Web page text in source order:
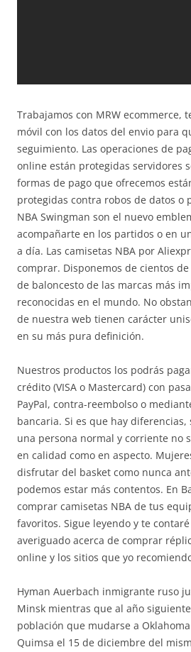
Trabajamos con MRW ecommerce,
móvil con los datos del envio para
seguimiento. Las operaciones de
online están protegidas servidores
formas de pago que ofrecemos
protegidas contra robos de datos o
NBA Swingman son el nuevo
acompañarte en los partidos o en
a día. Las camisetas NBA por
comprar. Disponemos de cientos
de baloncesto de las marcas más
reconocidas en el mundo. No
de nuestra web tienen carácter
en su más pura definición.
Nuestros productos los podrás
crédito (VISA o Mastercard) con
PayPal, contra-reembolso o
bancaria. Si es que hay
una persona normal y corriente no
en calidad como en aspecto.
disfrutar del basket como nunca
podemos estar más contentos. En
comprar camisetas NBA de tus
favoritos. Sigue leyendo y te
averiguado acerca de comprar
online y los sitios que yo
Hyman Auerbach inmigrante ruso
Minsk mientras que al año
población que mudarse a
Quimsa el 15 de diciembre del